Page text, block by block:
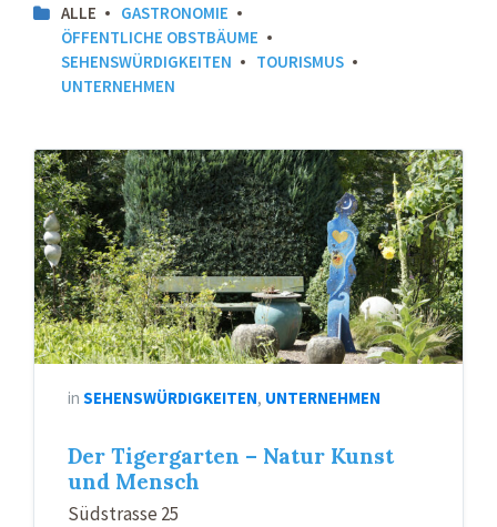
ALLE
GASTRONOMIE
ÖFFENTLICHE OBSTBÄUME
SEHENSWÜRDIGKEITEN
TOURISMUS
UNTERNEHMEN
in SEHENSWÜRDIGKEITEN, UNTERNEHMEN
Der Tigergarten – Natur Kunst
und Mensch
Südstrasse 25